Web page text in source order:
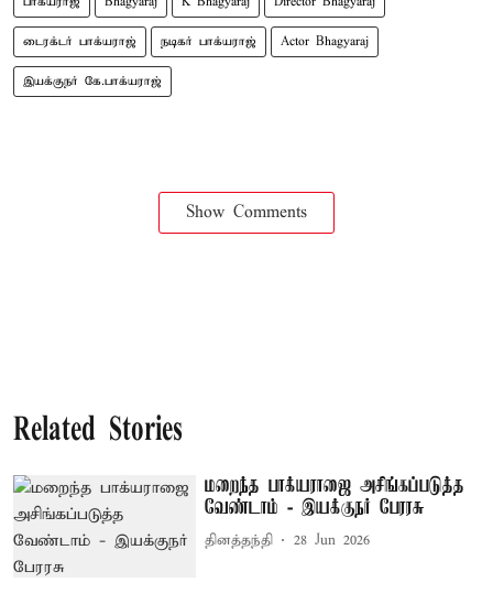
டைரக்டர் பாக்யராஜ் நடிகர் பாக்யராஜ் Actor Bhagyaraj
இயக்குநர் கே.பாக்யராஜ்
Show Comments
Related Stories
மறைந்த பாக்யராஜை அசிங்கப்படுத்த
வேண்டாம் - இயக்குநர் பேரரசு
தினத்தந்தி 28 Jun 2026